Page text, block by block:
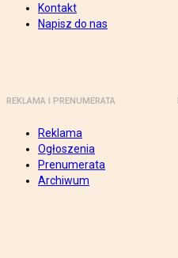
Kontakt
Napisz do nas
REKLAMA I PRENUMERATA
Reklama
Ogłoszenia
Prenumerata
Archiwum